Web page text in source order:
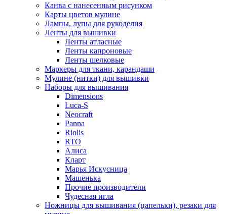
Канва с нанесенным рисунком
Карты цветов мулине
Лампы, лупы для рукоделия
Ленты для вышивки
Ленты атласные
Ленты капроновые
Ленты шелковые
Маркеры для ткани, карандаши
Мулине (нитки) для вышивки
Наборы для вышивания
Dimensions
Luca-S
Neocraft
Panna
Riolis
RTO
Алиса
Кларт
Марья Искусница
Машенька
Прочие производители
Чудесная игла
Ножницы для вышивания (цапельки), резаки для